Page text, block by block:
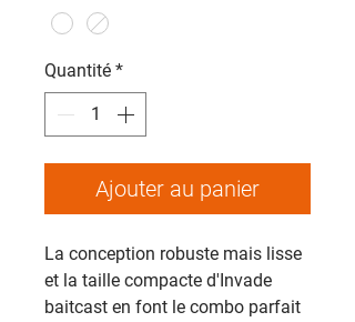
Quantité *
Ajouter au panier
La conception robuste mais lisse
et la taille compacte d'Invade
baitcast en font le combo parfait